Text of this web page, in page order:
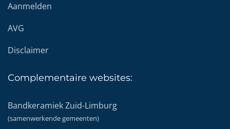
Aanmelden
AVG
Disclaimer
Complementaire websites:
Bandkeramiek Zuid-Limburg
(samenwerkende gemeenten)